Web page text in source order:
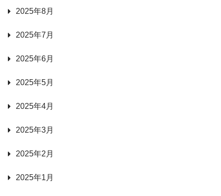
2025年8月
2025年7月
2025年6月
2025年5月
2025年4月
2025年3月
2025年2月
2025年1月